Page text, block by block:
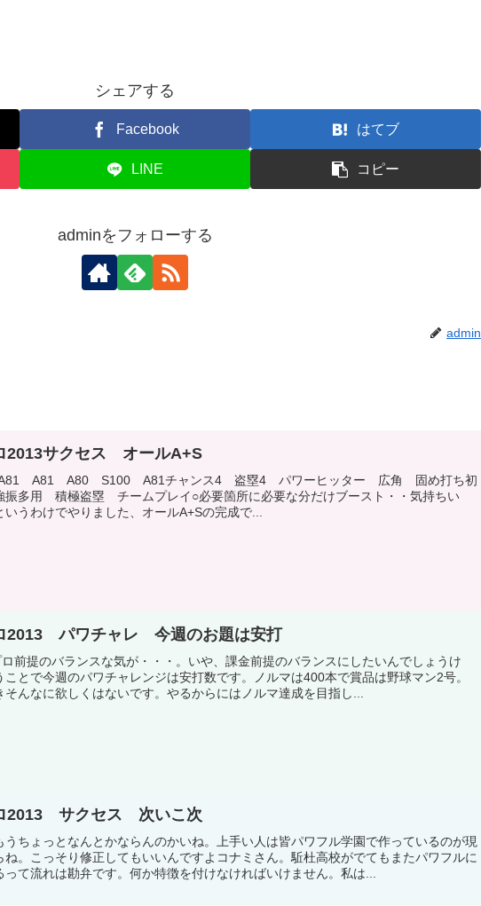
シェアする
Facebook はてブ
LINE コピー
adminをフォローする
admin
2013サクセス オールA+S
A81 A80 S100 A81チャンス4 盗塁4 パワーヒッター 広角 固め打ち初
多用 積極盗塁 チームプレイ○必要箇所に必要な分だけブースト・・気持ちい
いうわけでやりました、オールA+Sの完成で...
2013 パワチャレ 今週のお題は安打
前提のバランスな気が・・・。いや、課金前提のバランスにしたいんでしょうけ
ことで今週のパワチャレンジは安打数です。ノルマは400本で賞品は野球マン2号。
そんなに欲しくはないです。やるからにはノルマ達成を目指し...
2013 サクセス 次いこ次
うちょっとなんとかならんのかいね。上手い人は皆パワフル学園で作っているのが現
ね。こっそり修正してもいいんですよコナミさん。駈杜高校がでてもまたパワフルに
って流れは勘弁です。何か特徴を付けなければいけません。私は...